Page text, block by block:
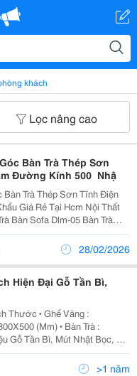
khách
Lọc nâng cao
Bàn Trà Thép Sơn
Đường Kính 500 Nhậ
Bàn Trà Thép Sơn Tĩnh Điện
Giá Rẻ Tại Hcm Nội Thất
Dáng Thanh Mãnh, Di
Dàng. Bàn Trang Trí Góc Sofa, Bàn K28/02/2026
Hiện Đại Gỗ Tần Bì,
Thước ▪️ Ghế Văng :
(Mm) ▪️ Bàn Trà :
Gỗ Tần Bì, Mút Nhật Bọc, Da
Màu Nâu Walnut, Nệm Tùy
Phú Furniture Tính Năng Sofa
>1 năm